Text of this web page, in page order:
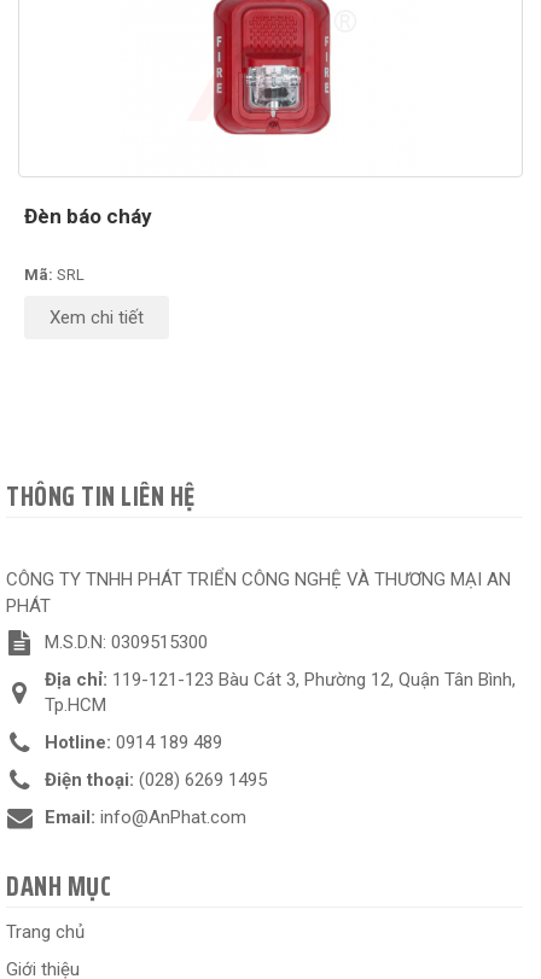
Đèn báo cháy
Mã: SRL
Xem chi tiết
THÔNG TIN LIÊN HỆ
CÔNG TY TNHH PHÁT TRIỂN CÔNG NGHỆ VÀ THƯƠNG MẠI AN
PHÁT
M.S.D.N: 0309515300
Địa chỉ: 119-121-123 Bàu Cát 3, Phường 12, Quận Tân Bình,
Tp.HCM
Hotline: 0914 189 489
Điện thoại: (028) 6269 1495
Email: info@AnPhat.com
DANH MỤC
Trang chủ
Giới thiệu